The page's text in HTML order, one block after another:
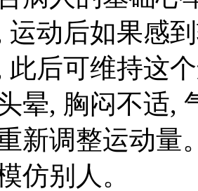
运动后如果感
此后可维持这
晕, 胸闷不适,
新调整运动量
仿别人。